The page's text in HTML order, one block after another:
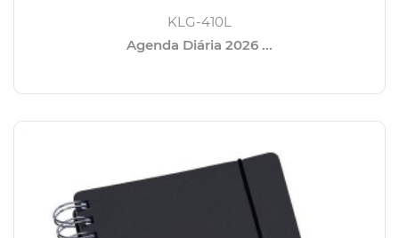
KLG-410L
Agenda Diária 2026 ...